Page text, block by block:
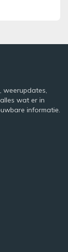
weerupdates,
wat er in
informatie.